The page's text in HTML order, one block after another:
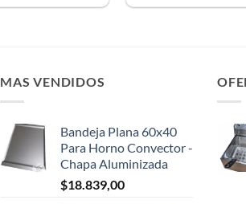
MAS VENDIDOS
Bandeja Plana 60x40
Para Horno Convector -
Chapa Aluminizada
$18.839,00